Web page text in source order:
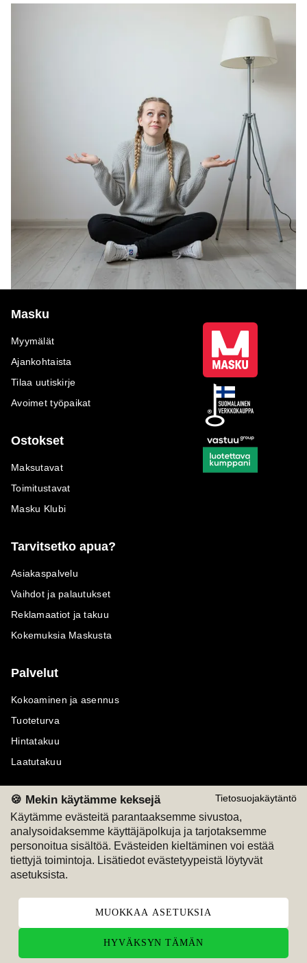
Tietosuojakäytäntö
🍪 Mekin käytämme keksejä
Käytämme evästeitä parantaaksemme sivustoa,
analysoidaksemme käyttäjäpolkuja ja tarjotaksemme
personoitua sisältöä. Evästeiden kieltäminen voi estää
tiettyjä toimintoja. Lisätiedot evästetyypeistä löytyvät
asetuksista.
MUOKKAA ASETUKSIA
HYVÄKSYN TÄMÄN
Masku
Myymälät
Ajankohtaista
Tilaa uutiskirje
Avoimet työpaikat
Ostokset
Maksutavat
Toimitustavat
Masku Klubi
Tarvitsetko apua?
Asiakaspalvelu
Vaihdot ja palautukset
Reklamaatiot ja takuu
Kokemuksia Maskusta
Palvelut
Kokoaminen ja asennus
Tuoteturva
Hintatakuu
Laatutakuu
Maksutavat
M
Seuraa meitä